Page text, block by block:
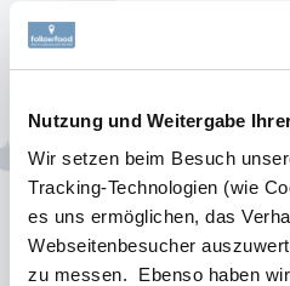
Nutzung und Weitergabe
Wir setzen beim Besuch
Tracking-Technologien (wie
es uns ermöglichen, das
Webseitenbesucher
zu messen. Ebenso haben
AGB
VEGGIE/VEGAN-
Pizza
Lust auf schnelle,